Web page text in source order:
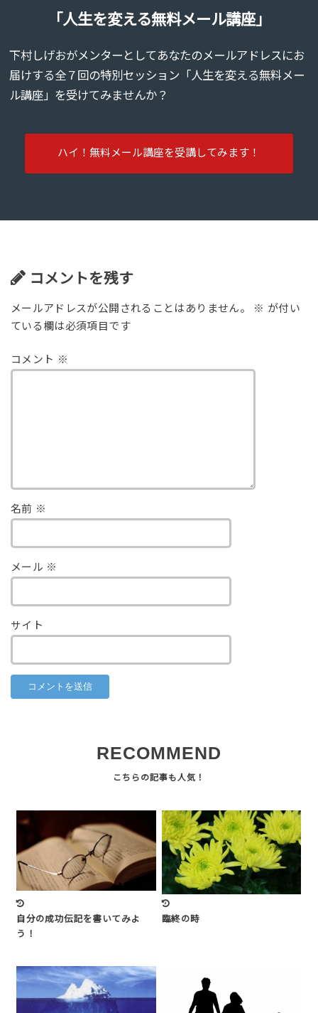
「人生を変える無料メール講座」
下村しげおがメンターとしてあなたのメールアドレスにお
届けする全７回の特別セッション「人生を変える無料メー
ル講座」を受けてみませんか？
ハイ！無料メール講座を受講してみます！
コメントを残す
メールアドレスが公開されることはありません。 ※ が付い
ている欄は必須項目です
コメント ※
名前 ※
メール ※
サイト
RECOMMEND
自分の成功伝記を書いてみよ
う！
臨終の時